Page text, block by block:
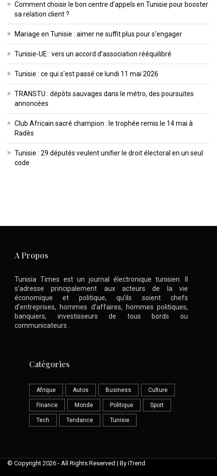
Comment choisir le bon centre d’appels en Tunisie pour booster
sa relation client ?
Mariage en Tunisie : aimer ne suffit plus pour s’engager
Tunisie-UE : vers un accord d’association rééquilibré
Tunisie : ce qui s’est passé ce lundi 11 mai 2026
TRANSTU : dépôts sauvages dans le métro, des poursuites
annoncées
Club Africain sacré champion : le trophée remis le 14 mai à
Radès
Tunisie : 29 députés veulent unifier le droit électoral en un seul
code
A Propos
Tunisia Times est un journal électronique tunisien. Il
s’adresse principalement aux acteurs de la vie
économique et politique, qu’ils soient chefs
d’entreprises, hommes d’affaires, hommes politiques,
banquiers, investisseurs de tous bords ou
communicateurs .
Catégories
Afrique Autos Business Culture
Finance Monde Politique Sport
Tech Tendance Tunisie
© Copyright 2026 - All Rights Reserved | By iTrend